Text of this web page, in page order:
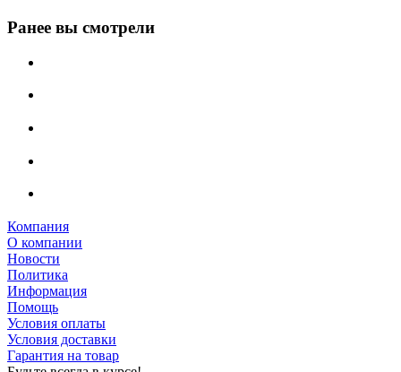
Ранее вы смотрели
Компания
О компании
Новости
Политика
Информация
Помощь
Условия оплаты
Условия доставки
Гарантия на товар